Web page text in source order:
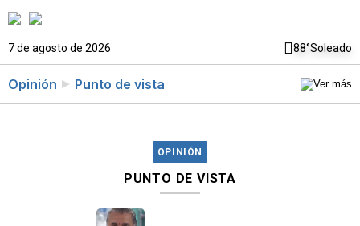
7 de agosto de 2026 88°Soleado
Opinión Punto de vista
OPINIÓN
PUNTO DE VISTA